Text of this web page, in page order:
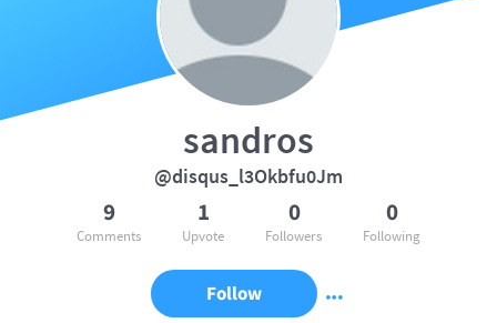
sandros
@disqus_l3Okbfu0Jm
9
Comments
1
Upvote
0
Followers
0
Following
Follow